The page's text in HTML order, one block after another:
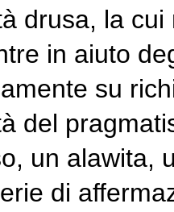
drusa, la
in aiuto
su
del
un alawita,
di